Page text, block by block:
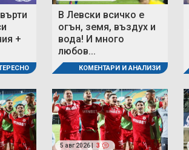
+
В Левски всичко е
огън, земя, въздух и
вода! И много
любов...
КОМЕНТАРИ И АНАЛИЗИ
5 авг 2026 | 3